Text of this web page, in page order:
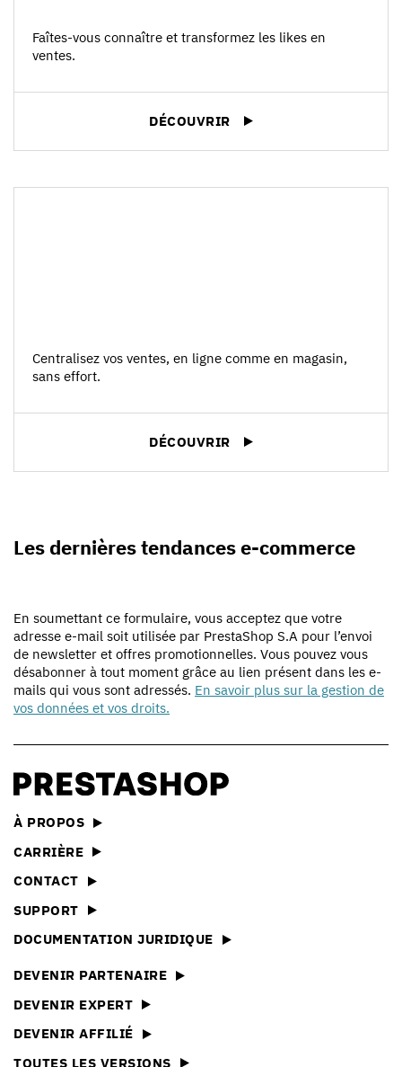
Faîtes-vous connaître et transformez les likes en
ventes.
DÉCOUVRIR
Centralisez vos ventes, en ligne comme en magasin,
sans effort.
DÉCOUVRIR
Les dernières tendances e-commerce
En soumettant ce formulaire, vous acceptez que votre
adresse e-mail soit utilisée par PrestaShop S.A pour l’envoi
de newsletter et offres promotionnelles. Vous pouvez vous
désabonner à tout moment grâce au lien présent dans les e-
mails qui vous sont adressés. En savoir plus sur la gestion de
vos données et vos droits.
À PROPOS
CARRIÈRE
CONTACT
SUPPORT
DOCUMENTATION JURIDIQUE
DEVENIR PARTENAIRE
DEVENIR EXPERT
DEVENIR AFFILIÉ
TOUTES LES VERSIONS